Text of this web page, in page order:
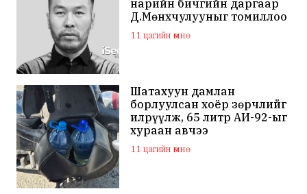
нарийн бичгийн даргаар
Д.Мөнхчулууныг томиллоо
11 цагийн өмнө
Шатахуун дамлан
борлуулсан хоёр зөрчлийг
илрүүлж, 65 литр АИ-92-ыг
хураан авчээ
11 цагийн өмнө